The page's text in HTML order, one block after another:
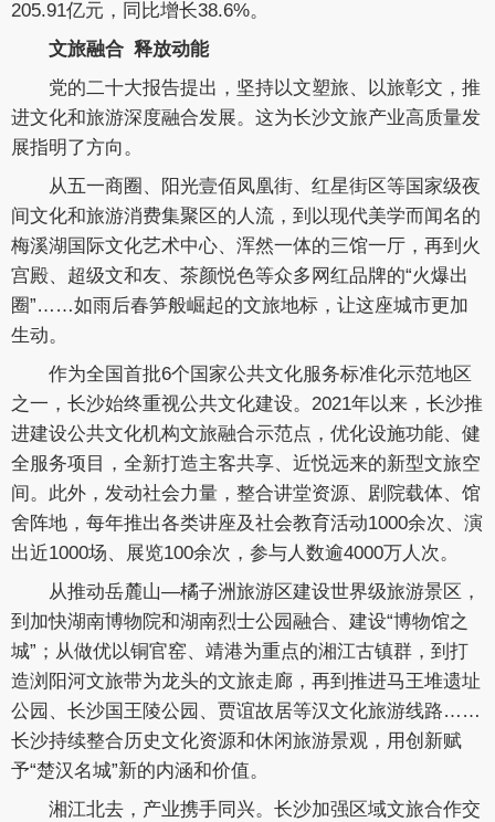
205.91亿元，同比增长38.6%。
文旅融合 释放动能
党的二十大报告提出，坚持以文塑旅、以旅彰文，推
进文化和旅游深度融合发展。这为长沙文旅产业高质量发
展指明了方向。
从五一商圈、阳光壹佰凤凰街、红星街区等国家级夜
间文化和旅游消费集聚区的人流，到以现代美学而闻名的
梅溪湖国际文化艺术中心、浑然一体的三馆一厅，再到火
宫殿、超级文和友、茶颜悦色等众多网红品牌的“火爆出
圈”……如雨后春笋般崛起的文旅地标，让这座城市更加
生动。
作为全国首批6个国家公共文化服务标准化示范地区
之一，长沙始终重视公共文化建设。2021年以来，长沙推
进建设公共文化机构文旅融合示范点，优化设施功能、健
全服务项目，全新打造主客共享、近悦远来的新型文旅空
间。此外，发动社会力量，整合讲堂资源、剧院载体、馆
舍阵地，每年推出各类讲座及社会教育活动1000余次、演
出近1000场、展览100余次，参与人数逾4000万人次。
从推动岳麓山—橘子洲旅游区建设世界级旅游景区，
到加快湖南博物院和湖南烈士公园融合、建设“博物馆之
城”；从做优以铜官窑、靖港为重点的湘江古镇群，到打
造浏阳河文旅带为龙头的文旅走廊，再到推进马王堆遗址
公园、长沙国王陵公园、贾谊故居等汉文化旅游线路……
长沙持续整合历史文化资源和休闲旅游景观，用创新赋
予“楚汉名城”新的内涵和价值。
湘江北去，产业携手同兴。长沙加强区域文旅合作交